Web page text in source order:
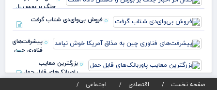
جنگ بر بورس را
کاهش داده است
فروش بی‌وای‌دی شتاب گرفت
پیشرفت‌های
فناوری چین
آمریکا خوش
نیام
بزرگترین معایب
پاوربانک‌های قابل حمل
صفحه نخست
اقتصادی
اجتماعی